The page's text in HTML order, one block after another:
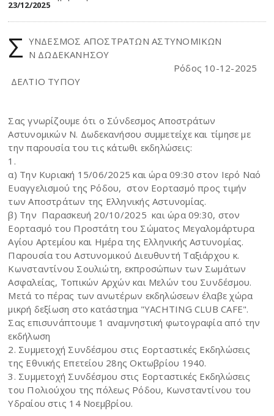
23/12/2025
Σ ΥΝΔΕΣΜΟΣ ΑΠΟΣΤΡΑΤΩΝ ΑΣΤΥΝΟΜΙΚΩΝ
Ν ΔΩΔΕΚΑΝΗΣΟΥ
Ρόδος 10-12-2025
ΔΕΛΤΙΟ ΤΥΠΟΥ
Σας γνωρίζουμε ότι ο Σύνδεσμος Αποστράτων
Αστυνομικών Ν. Δωδεκανήσου συμμετείχε και τίμησε με
την παρουσία του τις κάτωθι εκδηλώσεις:
1.
α) Την Κυριακή 15/06/2025 και ώρα 09:30 στον Ιερό Ναό
Ευαγγελισμού της Ρόδου, στον Εορτασμό προς τιμήν
των Αποστράτων της Ελληνικής Αστυνομίας.
β) Την Παρασκευή 20/10/2025 και ώρα 09:30, στον
Εορτασμό του Προστάτη του Σώματος Μεγαλομάρτυρα
Αγίου Αρτεμίου και Ημέρα της Ελληνικής Αστυνομίας.
Παρουσία του Αστυνομικού Διευθυντή Ταξιάρχου κ.
Κωνσταντίνου Σουλιώτη, εκπροσώπων των Σωμάτων
Ασφαλείας, Τοπικών Αρχών και Μελών του Συνδέσμου.
Μετά το πέρας των ανωτέρων εκδηλώσεων έλαβε χώρα
μικρή δεξίωση στο κατάστημα "YACHTING CLUB CAFE".
Σας επισυνάπτουμε 1 αναμνηστική φωτογραφία από την
εκδήλωση
2. Συμμετοχή Συνδέσμου στις Εορταστικές Εκδηλώσεις
της Εθνικής Επετείου 28ης Οκτωβρίου 1940.
3. Συμμετοχή Συνδέσμου στις Εορταστικές Εκδηλώσεις
του Πολιούχου της πόλεως Ρόδου, Κωνσταντίνου του
Υδραίου στις 14 Νοεμβρίου.